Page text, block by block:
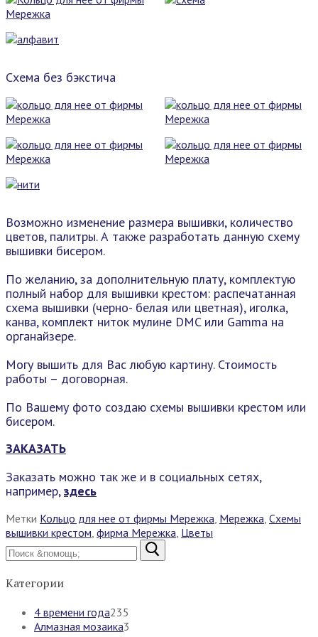
Схема без бэкстича
Возможно изменение размера вышивки, количество
цветов, палитры. А также разработать данную схему
вышивки бисером.
По желанию, за дополнительную плату, комплектую
полный набор для вышивки крестом: распечатанная
схема вышивки (черно- белая или цветная), иголка,
канва, комплект ниток мулине DMC или Gamma на
органайзере.
Могу вышить для Вас любую картину. Стоимость
работы – договорная.
По Вашему фото создаю схемы вышивки крестом или
бисером.
ЗАКАЗАТЬ
Заказать можно так же и в социальных сетях,
например,здесь
Метки Кольцо для нее от фирмы Мережка Мережка Схемы
вышивки крестом фирма Мережка Цветы
Найти:
Категории
4 времени года235
Алмазная мозаика3